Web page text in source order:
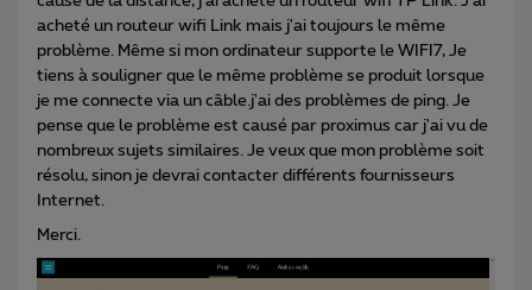
acheté un routeur wifi Link mais j'ai toujours le même
problème. Même si mon ordinateur supporte le WIFI7, Je
tiens à souligner que le même problème se produit lorsque
je me connecte via un câble.j'ai des problèmes de ping. Je
pense que le problème est causé par proximus car j'ai vu de
nombreux sujets similaires. Je veux que mon problème soit
résolu, sinon je devrai contacter différents fournisseurs
Internet.
Merci.